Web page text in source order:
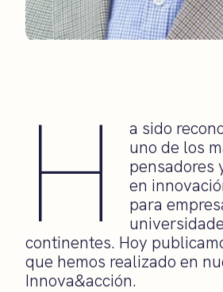
H
a sido
uno de los
pensadores
en
para
continentes. Hoy
que hemos realizado en
Innova&acción.